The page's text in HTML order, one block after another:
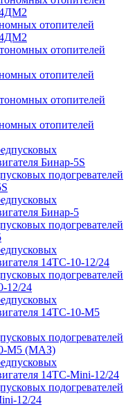
отопителей
отопителей
отопителей
подогревателей
подогревателей
подогревателей
12/24
подогревателей
М5 (МАЗ)
подогревателей
12/24